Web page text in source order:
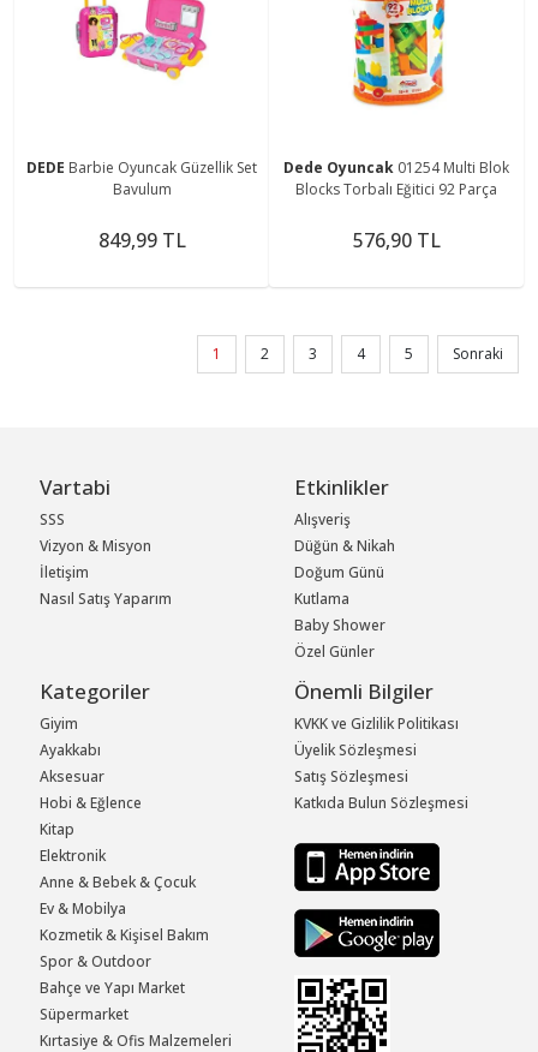
DEDE Barbie Oyuncak Güzellik Set
Bavulum
849,99 TL
Dede Oyuncak 01254 Multi Blok
Blocks Torbalı Eğitici 92 Parça
576,90 TL
1 2 3 4 5 Sonraki
Vartabi
SSS
Vizyon & Misyon
İletişim
Nasıl Satış Yaparım
Etkinlikler
Alışveriş
Düğün & Nikah
Doğum Günü
Kutlama
Baby Shower
Özel Günler
Kategoriler
Giyim
Ayakkabı
Aksesuar
Hobi & Eğlence
Kitap
Elektronik
Anne & Bebek & Çocuk
Ev & Mobilya
Kozmetik & Kişisel Bakım
Spor & Outdoor
Bahçe ve Yapı Market
Süpermarket
Kırtasiye & Ofis Malzemeleri
Önemli Bilgiler
KVKK ve Gizlilik Politikası
Üyelik Sözleşmesi
Satış Sözleşmesi
Katkıda Bulun Sözleşmesi